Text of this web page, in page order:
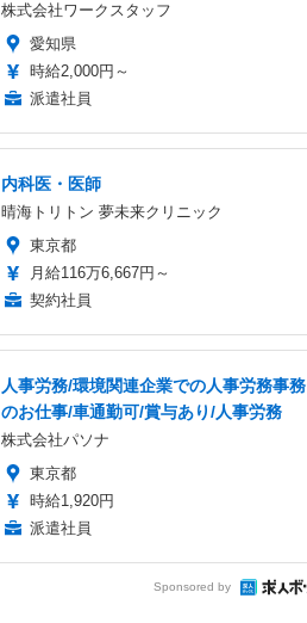
株式会社ワークスタッフ
愛知県
時給2,000円～
派遣社員
内科医・医師
晴海トリトン 夢未来クリニック
東京都
月給116万6,667円～
契約社員
人事労務/環境関連企業での人事労務事務
のお仕事/車通勤可/賞与あり/人事労務
株式会社パソナ
東京都
時給1,920円
派遣社員
Sponsored by